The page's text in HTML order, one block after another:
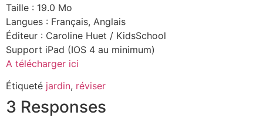
Taille : 19.0 Mo
Langues : Français, Anglais
Éditeur : Caroline Huet / KidsSchool
Support iPad (IOS 4 au minimum)
A télécharger ici
Étiqueté jardin, réviser
3 Responses